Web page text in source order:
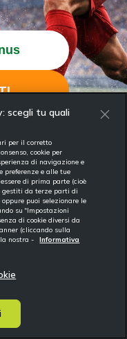
GIOCA
DIPENDENZA PATOLOGICA
- Conc. GAD: 16020
Ethics
scegli tu quali
per il corretto
cookie per
di navigazione e
preferenze e alle tue
di prima parte (cioè
gestiti da terze parti di
puoi selezionare le
su "Impostazioni
di cookie diversi da
(cliccando sulla
nostra -
Informativa